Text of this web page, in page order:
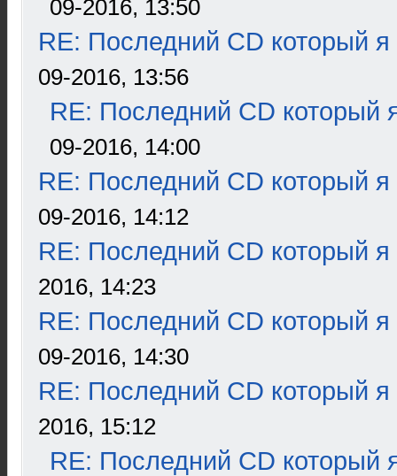
09-2016, 13:50
RE: Последний CD который я
09-2016, 13:56
RE: Последний CD который
09-2016, 14:00
RE: Последний CD который я
09-2016, 14:12
RE: Последний CD который я
2016, 14:23
RE: Последний CD который я
09-2016, 14:30
RE: Последний CD который я
2016, 15:12
RE: Последний CD который